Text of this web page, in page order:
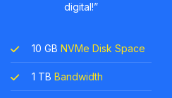
digital!”
10 GBNVMe Disk Space
1 TBBandwidth